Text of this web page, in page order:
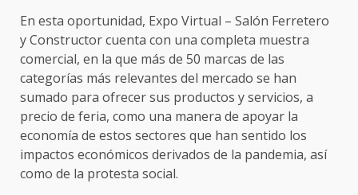
En esta oportunidad, Expo Virtual – Salón Ferretero
y Constructor cuenta con una completa muestra
comercial, en la que más de 50 marcas de las
categorías más relevantes del mercado se han
sumado para ofrecer sus productos y servicios, a
precio de feria, como una manera de apoyar la
economía de estos sectores que han sentido los
impactos económicos derivados de la pandemia, así
como de la protesta social.